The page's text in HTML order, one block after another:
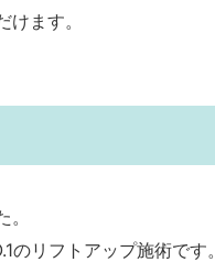
ます。
のリフトアップ施術です。